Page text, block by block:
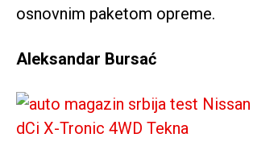
osnovnim paketom opreme.
Aleksandar Bursać